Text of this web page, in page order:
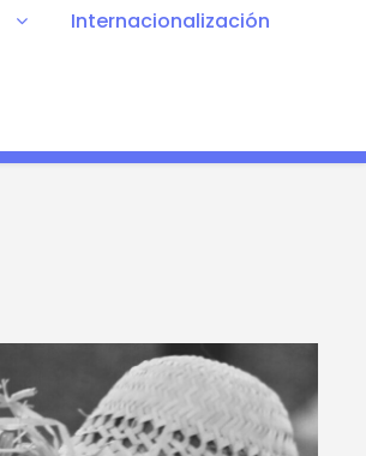
Internacionalización